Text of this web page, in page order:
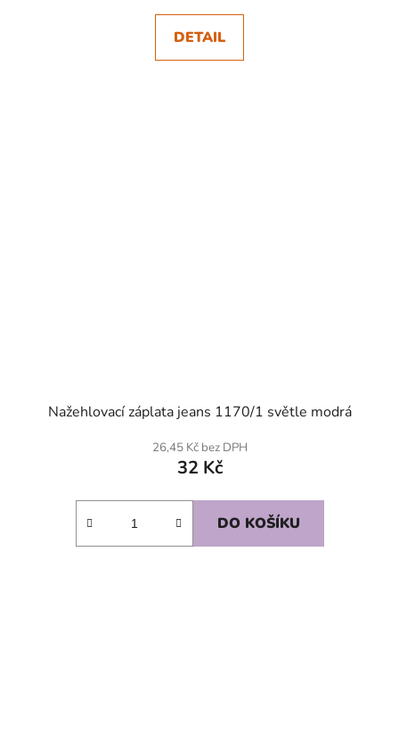
DETAIL
Nažehlovací záplata jeans 1170/1 světle modrá
26,45 Kč bez DPH
32 Kč
DO KOŠÍKU